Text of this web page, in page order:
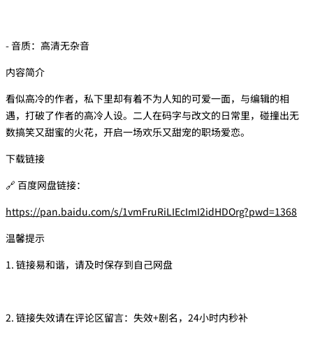
- 音质：高清无杂音
内容简介
看似高冷的作者，私下里却有着不为人知的可爱一面，与编辑的相
遇，打破了作者的高冷人设。二人在码字与改文的日常里，碰撞出无
数搞笑又甜蜜的火花，开启一场欢乐又甜宠的职场爱恋。
下载链接
🔗 百度网盘链接：
https://pan.baidu.com/s/1vmFruRiLIEcImI2idHDOrg?pwd=1368
温馨提示
1. 链接易和谐，请及时保存到自己网盘
2. 链接失效请在评论区留言：失效+剧名，24小时内秒补